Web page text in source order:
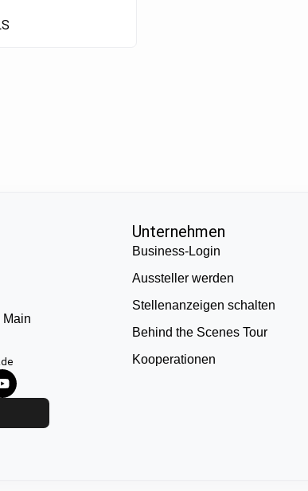
Main
Unternehmen
Business-Login
Aussteller werden
Stellenanzeigen schalten
Behind the Scenes Tour
Kooperationen